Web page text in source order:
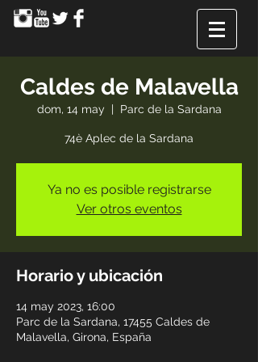
Caldes de Malavella
dom, 14 may
  |
Parc de la Sardana
74è Aplec de la Sardana
Ya no es posible registrarse
Ver otros eventos
Horario y ubicación
14 may 2023, 16:00
Parc de la Sardana, 17455 Caldes de
Malavella, Girona, España